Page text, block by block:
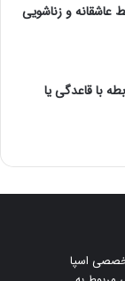
با قاعدگی یا
اسپا